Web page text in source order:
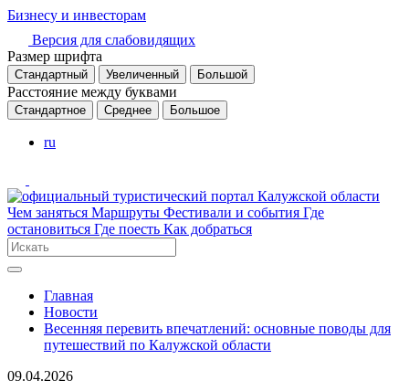
Бизнесу и инвесторам
Версия для слабовидящих
Размер шрифта
Стандартный Увеличенный Большой
Расстояние между буквами
Стандартное Среднее Большое
ru
Чем заняться Маршруты Фестивали и события Где
остановиться Где поесть Как добраться
Главная
Новости
Весенняя перевить впечатлений: основные поводы для
путешествий по Калужской области
09.04.2026